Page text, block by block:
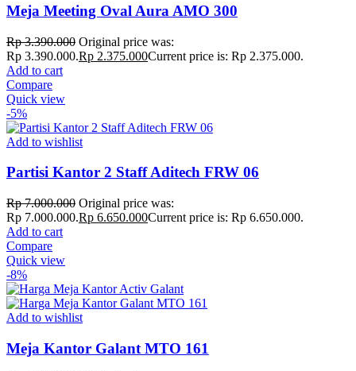
Meja Meeting Oval Aura AMO 300
Rp3.390.000 Original price was:
Rp 3.390.000.Rp 2.375.000Current price is: Rp 2.375.000.
Add to cart
Compare
Quick view
-5%
Add to wishlist
Partisi Kantor 2 Staff Aditech FRW 06
Rp7.000.000 Original price was:
Rp 7.000.000.Rp 6.650.000Current price is: Rp 6.650.000.
Add to cart
Compare
Quick view
-8%
Add to wishlist
Meja Kantor Galant MTO 161